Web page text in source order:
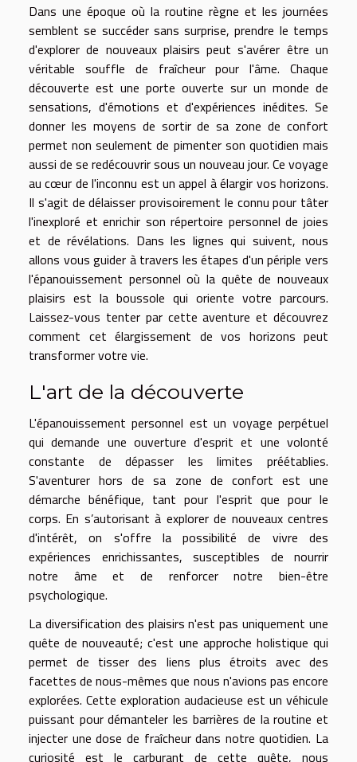
Dans une époque où la routine règne et les journées
semblent se succéder sans surprise, prendre le temps
d'explorer de nouveaux plaisirs peut s'avérer être un
véritable souffle de fraîcheur pour l'âme. Chaque
découverte est une porte ouverte sur un monde de
sensations, d'émotions et d'expériences inédites. Se
donner les moyens de sortir de sa zone de confort
permet non seulement de pimenter son quotidien mais
aussi de se redécouvrir sous un nouveau jour. Ce voyage
au cœur de l'inconnu est un appel à élargir vos horizons.
Il s'agit de délaisser provisoirement le connu pour tâter
l'inexploré et enrichir son répertoire personnel de joies
et de révélations. Dans les lignes qui suivent, nous
allons vous guider à travers les étapes d'un périple vers
l'épanouissement personnel où la quête de nouveaux
plaisirs est la boussole qui oriente votre parcours.
Laissez-vous tenter par cette aventure et découvrez
comment cet élargissement de vos horizons peut
transformer votre vie.
L'art de la découverte
L'épanouissement personnel est un voyage perpétuel
qui demande une ouverture d'esprit et une volonté
constante de dépasser les limites préétablies.
S'aventurer hors de sa zone de confort est une
démarche bénéfique, tant pour l'esprit que pour le
corps. En s’autorisant à explorer de nouveaux centres
d'intérêt, on s'offre la possibilité de vivre des
expériences enrichissantes, susceptibles de nourrir
notre âme et de renforcer notre bien-être
psychologique.
La diversification des plaisirs n'est pas uniquement une
quête de nouveauté; c'est une approche holistique qui
permet de tisser des liens plus étroits avec des
facettes de nous-mêmes que nous n'avions pas encore
explorées. Cette exploration audacieuse est un véhicule
puissant pour démanteler les barrières de la routine et
injecter une dose de fraîcheur dans notre quotidien. La
curiosité est le carburant de cette quête, nous